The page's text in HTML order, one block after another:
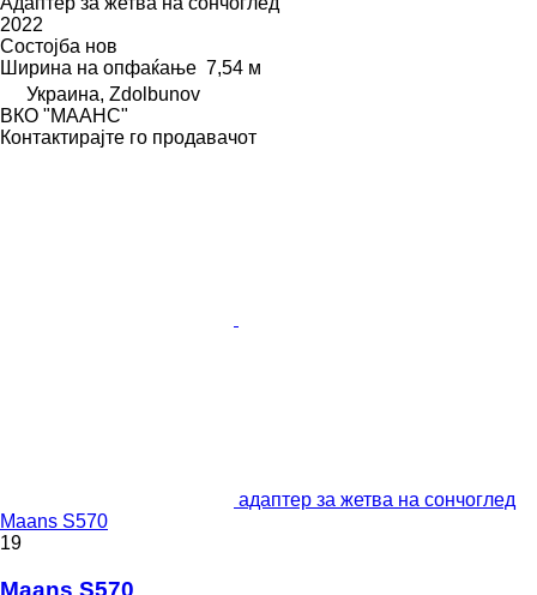
2022
Состојба нов
Ширина на опфаќање 7,54 м
Украина, Zdolbunov
ВКО "МААНС"
Контактирајте го продавачот
адаптер за жетва на сончоглед
Maans S570
19
Maans S570